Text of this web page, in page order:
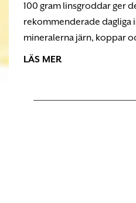
100 gram linsgroddar ger
rekommenderade dagliga
mineralerna järn, koppar
LÄS MER